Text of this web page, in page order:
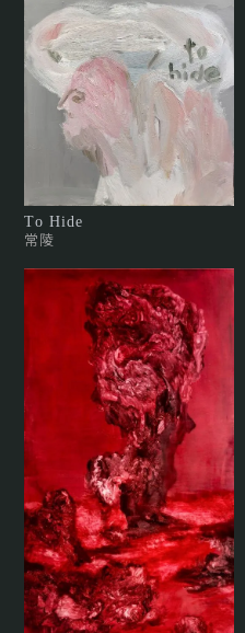
To Hide
常陵